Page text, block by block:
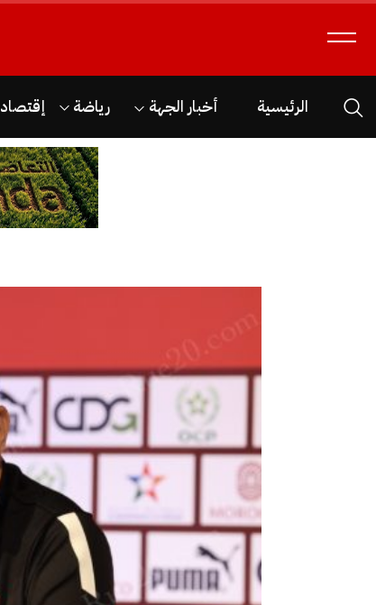
الرئيسية أخبار الجهة رياضة إقتصاد